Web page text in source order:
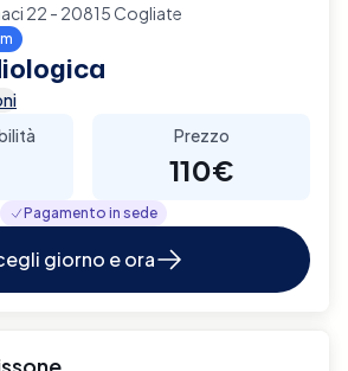
22 - 20815 Cogliate
Prezzo
110€
Pagamento in sede
giorno e ora